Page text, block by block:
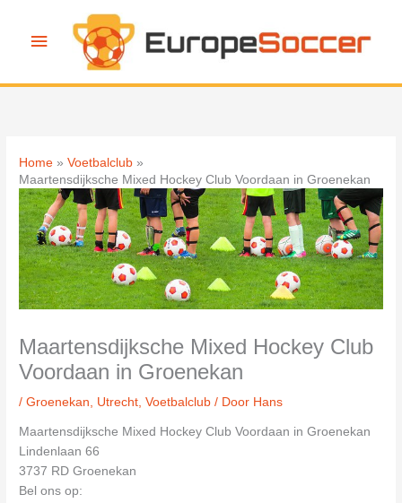
Hoofdmenu
Home
Voetbalclub
Maartensdijksche Mixed Hockey Club Voordaan in Groenekan
Maartensdijksche Mixed Hockey Club
Voordaan in Groenekan
/Groenekan Utrecht ,Voetbalclub / Door Hans
Maartensdijksche Mixed Hockey Club Voordaan in Groenekan
Lindenlaan 66
3737 RD Groenekan
Bel ons op: